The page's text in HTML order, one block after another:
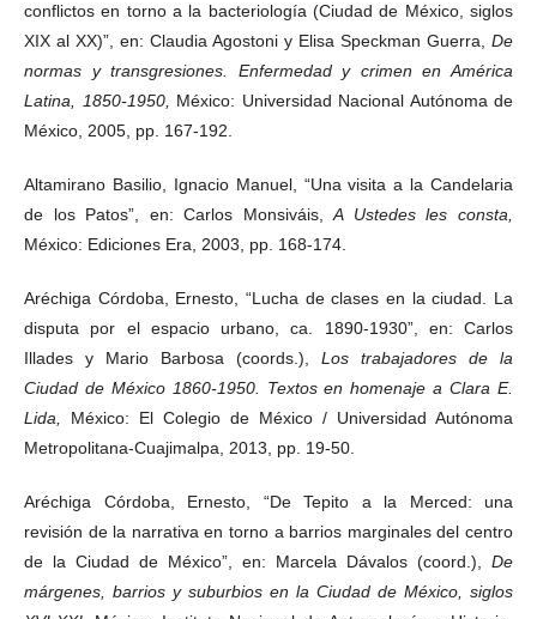
conflictos en torno a la bacteriología (Ciudad de México, siglos
XIX al XX)”, en: Claudia Agostoni y Elisa Speckman Guerra, De
normas y transgresiones. Enfermedad y crimen en América
Latina, 1850-1950, México: Universidad Nacional Autónoma de
México, 2005, pp. 167-192.
Altamirano Basilio, Ignacio Manuel, “Una visita a la Candelaria
de los Patos”, en: Carlos Monsiváis,A Ustedes les consta,
México: Ediciones Era, 2003, pp. 168-174.
Aréchiga Córdoba, Ernesto, “Lucha de clases en la ciudad. La
disputa por el espacio urbano, ca. 1890-1930”, en: Carlos
Illades y Mario Barbosa (coords.), Los trabajadores de la
Ciudad de México 1860-1950. Textos en homenaje a Clara E.
Lida, México: El Colegio de México / Universidad Autónoma
Metropolitana-Cuajimalpa, 2013, pp. 19-50.
Aréchiga Córdoba, Ernesto, “De Tepito a la Merced: una
revisión de la narrativa en torno a barrios marginales del centro
de la Ciudad de México”, en: Marcela Dávalos (coord.), De
márgenes, barrios y suburbios en la Ciudad de México, siglos